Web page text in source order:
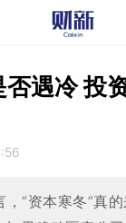
遇冷 投
“资本寒冬”真